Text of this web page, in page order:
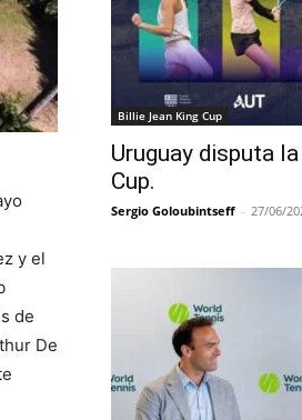
y el
de
De
Billie Jean King Cup
Uruguay disputa
Cup.
Sergio Goloubintseff - 27/06/